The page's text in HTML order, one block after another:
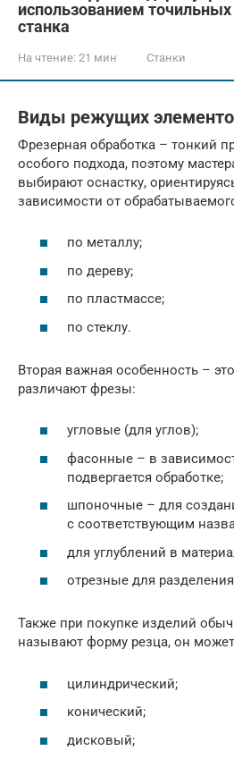
использованием точильных
станка
На чтение: 21 мин Станки
Виды режущих
Фрезерная обработка – тонкий
особого подхода, поэтому
выбирают оснастку,
зависимости от
по металлу;
по дереву;
по пластмассе;
по стеклу.
Вторая важная особенность –
различают фрезы:
угловые (для углов);
фасонные – в
подвергается обработке;
шпоночные – для
с соответствующим
для углублений в
отрезные для
Также при покупке изделий
называют форму резца, он
цилиндрический;
конический;
дисковый;